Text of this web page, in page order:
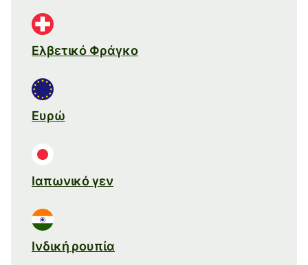
Ελβετικό Φράγκο
Ευρώ
Ιαπωνικό γεν
Ινδική ρουπία